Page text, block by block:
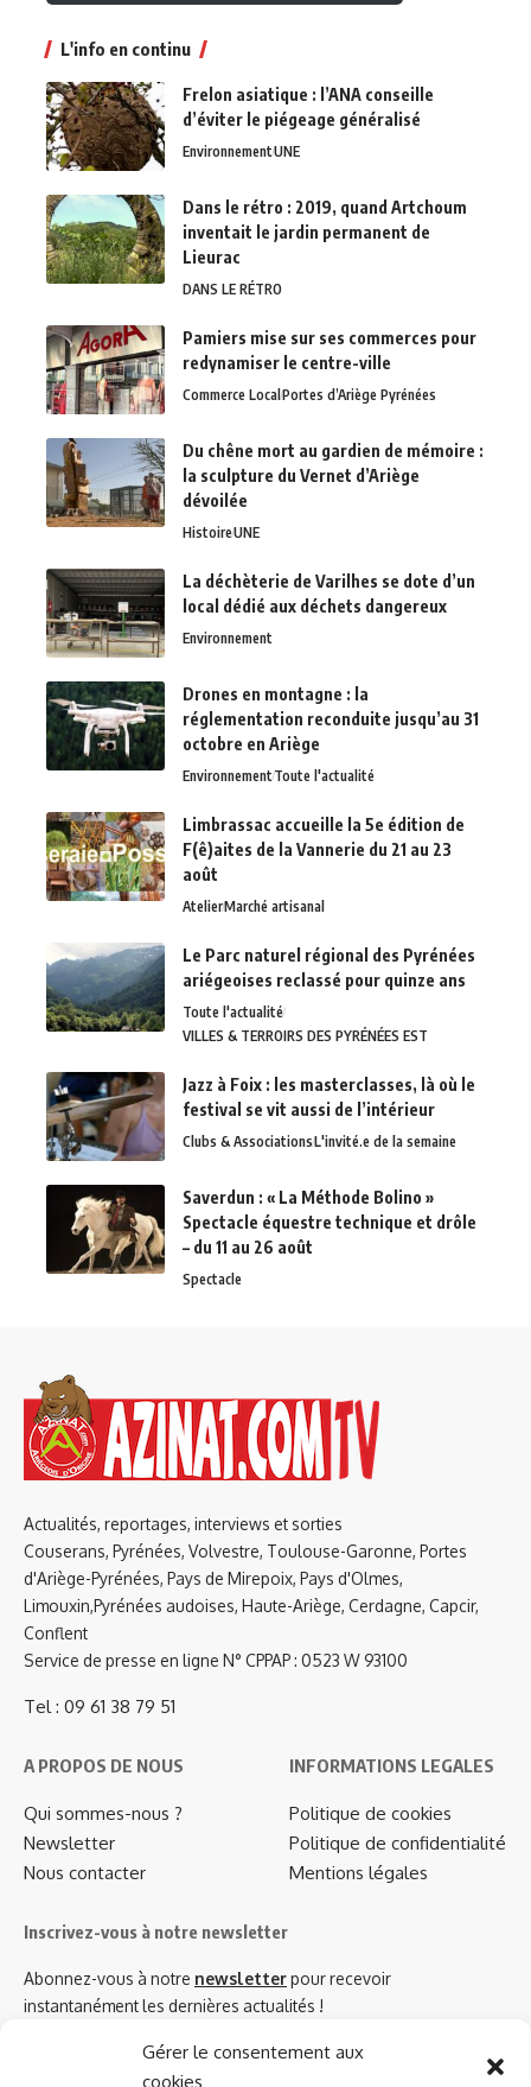
Gérer le consentement aux
cookies
L'info en continu
Frelon asiatique : l’ANA conseille
d’éviter le piégeage généralisé
EnvironnementUNE
Dans le rétro : 2019, quand Artchoum
inventait le jardin permanent de
Lieurac
DANS LE RÉTRO
Pamiers mise sur ses commerces pour
redynamiser le centre-ville
Commerce LocalPortes d’Ariège Pyrénées
Du chêne mort au gardien de mémoire :
la sculpture du Vernet d’Ariège
dévoilée
HistoireUNE
La déchèterie de Varilhes se dote d’un
local dédié aux déchets dangereux
Environnement
Drones en montagne : la
réglementation reconduite jusqu’au 31
octobre en Ariège
EnvironnementToute l'actualité
Limbrassac accueille la 5e édition de
F(ê)aites de la Vannerie du 21 au 23
août
AtelierMarché artisanal
Le Parc naturel régional des Pyrénées
ariégeoises reclassé pour quinze ans
Toute l'actualité
VILLES & TERROIRS DES PYRÉNÉES EST
Jazz à Foix : les masterclasses, là où le
festival se vit aussi de l’intérieur
Clubs & AssociationsL'invité.e de la semaine
Saverdun : « La Méthode Bolino »
Spectacle équestre technique et drôle
– du 11 au 26 août
Spectacle
Actualités, reportages, interviews et sorties
Couserans, Pyrénées, Volvestre, Toulouse-Garonne, Portes
d'Ariège-Pyrénées, Pays de Mirepoix, Pays d'Olmes,
Limouxin,Pyrénées audoises, Haute-Ariège, Cerdagne, Capcir,
Conflent
Service de presse en ligne N° CPPAP : 0523 W 93100
Tel : 09 61 38 79 51
A PROPOS DE NOUS
Qui sommes-nous ?
Newsletter
Nous contacter
INFORMATIONS LEGALES
Politique de cookies
Politique de confidentialité
Mentions légales
Inscrivez-vous à notre newsletter
Abonnez-vous à notre newsletterpour recevoir
instantanément les dernières actualités !